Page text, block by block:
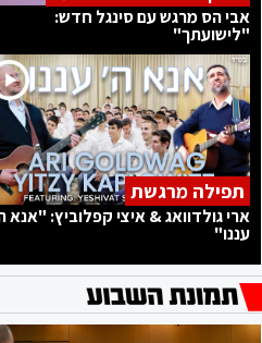
אבי הס מרגש עם סינגל חדש:
"לישועתך"
תפילה מרגשת
ארי גולדוואג & איצי קפלוביץ: "אנא
עננו"